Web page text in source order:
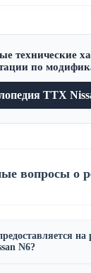
технические
по
ТТХ
вопросы о
на
N6?